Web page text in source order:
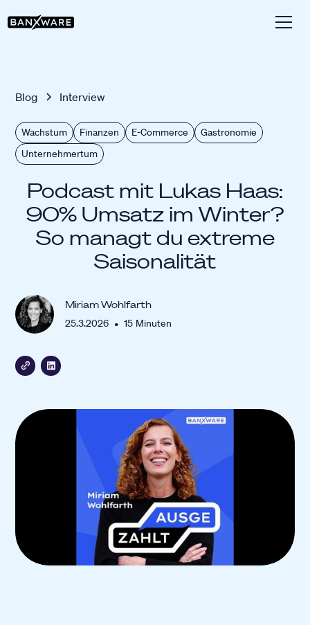
Blog Interview
Wachstum Finanzen E-Commerce
Gastronomie
Unternehmertum
Podcast mit Lukas Haas:
90% Umsatz im Winter?
So managt du extreme
Saisonalität
Miriam Wohlfarth
25.3.2026 • 15 Minuten